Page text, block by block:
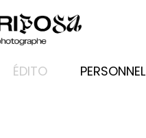
ÉDITO PERSONNEL